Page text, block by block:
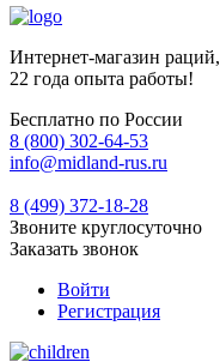
Интернет-магазин раций,
22 года опыта работы!
Бесплатно по России
8 (800) 302-64-53
info@midland-rus.ru
8 (499) 372-18-28
Звоните круглосуточно
Заказать звонок
Войти
Регистрация